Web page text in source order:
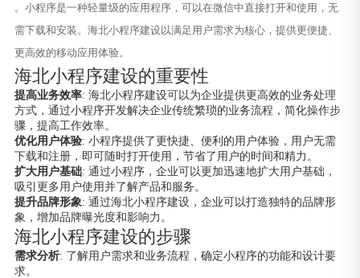
。小程序是一种轻量级的应用程序，可以在微信中直接打开和使用，无
需下载和安装。海北小程序建设以满足用户需求为核心，提供更便捷、
更高效的移动应用体验。
海北小程序建设的重要性
提高业务效率: 海北小程序建设可以为企业提供更高效的业务处理
方式，通过小程序开发解决企业传统繁琐的业务流程，简化操作步
骤，提高工作效率。
优化用户体验: 小程序提供了更快捷、便利的用户体验，用户无需
下载和注册，即可随时打开使用，节省了用户的时间和精力。
扩大用户基础: 通过小程序，企业可以更加迅速地扩大用户基础，
吸引更多用户使用并了解产品和服务。
提升品牌形象: 通过海北小程序建设，企业可以打造独特的品牌形
象，增加品牌曝光度和影响力。
海北小程序建设的步骤
需求分析: 了解用户需求和业务流程，确定小程序的功能和设计要
求。